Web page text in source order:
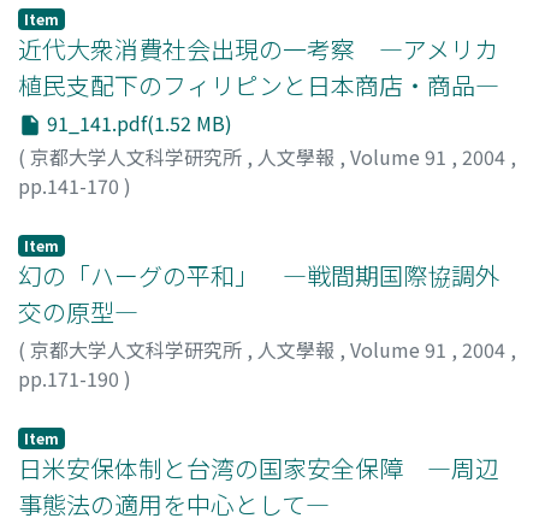
トItem
近代大衆消費社会出現の一考察 ―アメリカ
植民支配下のフィリピンと日本商店・商品―
91_141.pdf(1.52 MB)
( 京都大学人文科学研究所 , 人文學報 , Volume 91 , 2004 ,
pp.141-170 )
Item
幻の「ハーグの平和」 ―戦間期国際協調外
交の原型―
( 京都大学人文科学研究所 , 人文學報 , Volume 91 , 2004 ,
pp.171-190 )
Item
日米安保体制と台湾の国家安全保障 ―周辺
事態法の適用を中心として―